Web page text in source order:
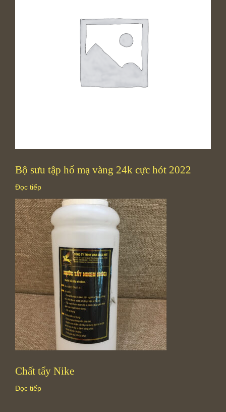
Bộ sưu tập hổ mạ vàng 24k cực hót 2022
Đọc tiếp
Chất tẩy Nike
Đọc tiếp